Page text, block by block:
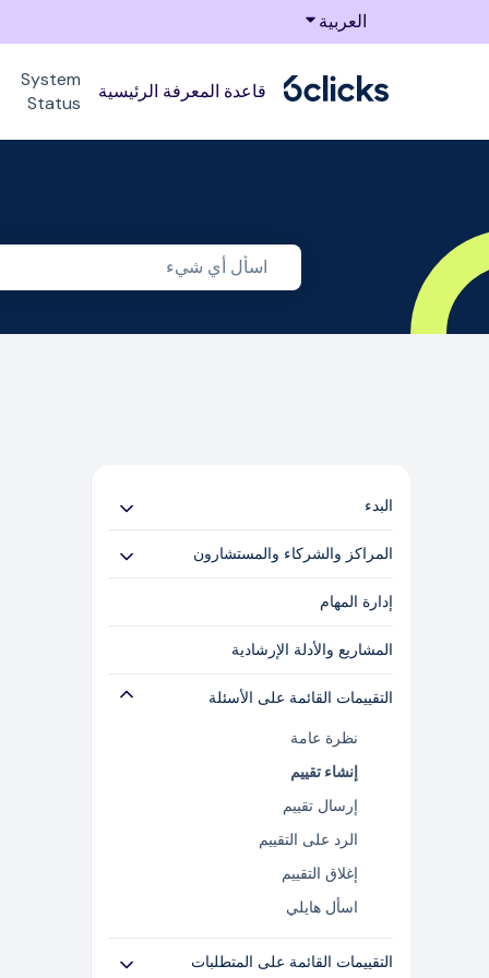
العربيةShow submenu for translations
System
Status
قاعدة المعرفة الرئيسية
البدء
حالات الاستخدام
الأدلة المتخصصة
معلومات الترخيص والدعم
المراكز والشركاء والمستشارون
البدء
التقييمات
إدارة الفروع / العملاء
إدارة الحسابات
إدارة المخاطر
إدارة المشكلات
إدارة المحتوى
إدارة المهام
المشاريع والأدلة الإرشادية
التقييمات القائمة على الأسئلة
نظرة عامة
إنشاء تقييم
إرسال تقييم
الرد على التقييم
إغلاق التقييم
اسأل هايلي
التقييمات القائمة على المتطلبات